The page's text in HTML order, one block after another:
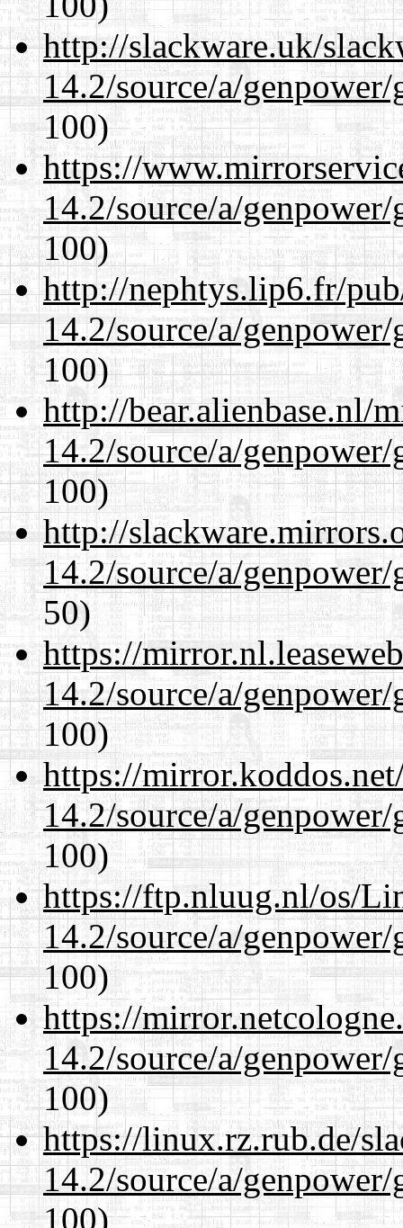
http://slackware.uk/
14.2/source/a/
100)
https://
14.2/source/a/
100)
http://nephtys.lip6.fr/
14.2/source/a/
100)
http://bear.alienbase.nl/
14.2/source/a/
100)
http://
14.2/source/a/
50)
https://
14.2/source/a/
100)
https://
14.2/source/a/
100)
https://ftp.nluug.nl/os/
14.2/source/a/
100)
https://
14.2/source/a/
100)
https://linux.rz.rub.de/
14.2/source/a/
100)